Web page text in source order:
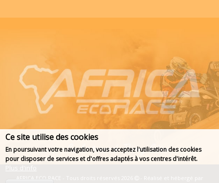
AFRICA ECO RACE - Tous droits réservés 2026
- Réalisé et hébergé par
Ce site utilise des cookies
En poursuivant votre navigation, vous acceptez l'utilisation des cookies
pour disposer de services et d'offres adaptés à vos centres d'intérêt.
Plus d'info